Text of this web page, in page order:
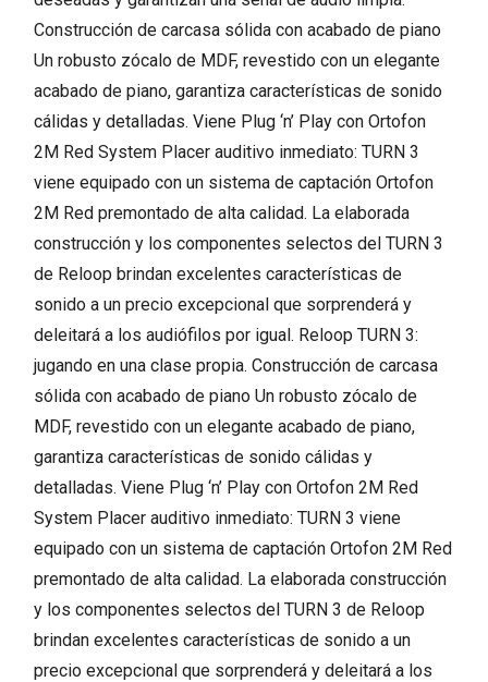
Construcción de carcasa sólida con acabado de piano
Un robusto zócalo de MDF, revestido con un elegante
acabado de piano, garantiza características de sonido
cálidas y detalladas. Viene Plug ‘n’ Play con Ortofon
2M Red System Placer auditivo inmediato: TURN 3
viene equipado con un sistema de captación Ortofon
2M Red premontado de alta calidad. La elaborada
construcción y los componentes selectos del TURN 3
de Reloop brindan excelentes características de
sonido a un precio excepcional que sorprenderá y
deleitará a los audiófilos por igual. Reloop TURN 3:
jugando en una clase propia. Construcción de carcasa
sólida con acabado de piano Un robusto zócalo de
MDF, revestido con un elegante acabado de piano,
garantiza características de sonido cálidas y
detalladas. Viene Plug ‘n’ Play con Ortofon 2M Red
System Placer auditivo inmediato: TURN 3 viene
equipado con un sistema de captación Ortofon 2M Red
premontado de alta calidad. La elaborada construcción
y los componentes selectos del TURN 3 de Reloop
brindan excelentes características de sonido a un
precio excepcional que sorprenderá y deleitará a los